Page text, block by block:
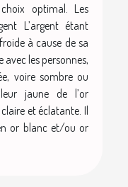
optimal. Les
L’argent étant
à cause de sa
les personnes,
voire sombre ou
jaune de l’or
et éclatante. Il
or blanc et/ou or